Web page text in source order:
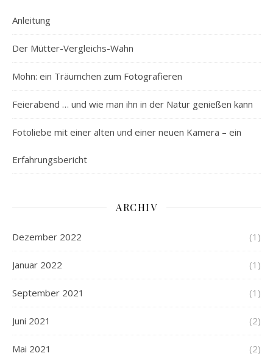
Anleitung
Der Mütter-Vergleichs-Wahn
Mohn: ein Träumchen zum Fotografieren
Feierabend … und wie man ihn in der Natur genießen kann
Fotoliebe mit einer alten und einer neuen Kamera – ein
Erfahrungsbericht
ARCHIV
Dezember 2022 (1)
Januar 2022 (1)
September 2021 (1)
Juni 2021 (2)
Mai 2021 (2)